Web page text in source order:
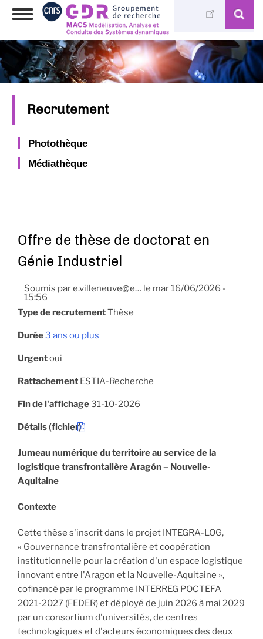
Aller
principal
Toggle
Recrutement
Photothèque
Médiathèque
Offre de thèse de doctorat en
Génie Industriel
Soumis pare.villeneuve@e… le mar 16/06/2026 -
15:56
Type de recrutementThèse
Durée3 ans ou plus
Urgentoui
Rattachement ESTIA-Recherche
Fin de l'affichage31-10-2026
Détails (fichier)
Jumeau numérique du territoire au service de la
logistique transfrontalière Aragón – Nouvelle-
Aquitaine
Contexte
Cette thèse s'inscrit dans le projet INTEGRA-LOG,
« Gouvernance transfrontalière et coopération
institutionnelle pour la création d'un espace logistique
innovant entre l'Aragon et la Nouvelle-Aquitaine »,
cofinancé par le programme INTERREG POCTEFA
2021-2027 (FEDER) et déployé de juin 2026 à mai 2029
par un consortium d'universités, de centres
technologiques et d'acteurs économiques des deux